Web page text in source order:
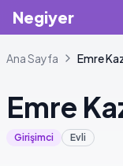
Negiyer
Ana Sayfa Emre
Emre
Girişimci Evli